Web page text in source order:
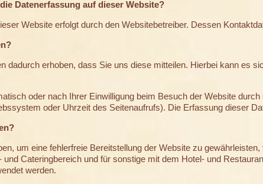
Datenerfassung auf dieser Website?
Website erfolgt durch den Websitebetreiber. Dessen
dadurch erhoben, dass Sie uns diese mitteilen. Hierbei kann es
oder nach Ihrer Einwilligung beim Besuch der Website
oder Uhrzeit des Seitenaufrufs). Die Erfassung dieser
um eine fehlerfreie Bereitstellung der Website zu
Cateringbereich und für sonstige mit dem Hotel- und
werden.